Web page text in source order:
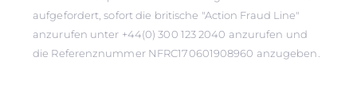
aufgefordert, sofort die britische "Action Fraud Line"
anzurufen unter +44(0) 300 123 2040 anzurufen und
die Referenznummer NFRC170601908960 anzugeben.